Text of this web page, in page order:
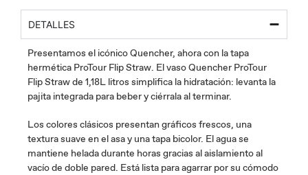
DETALLES
Presentamos el icónico Quencher, ahora con la tapa
hermética ProTour Flip Straw. El vaso Quencher ProTour
Flip Straw de 1,18L litros simplifica la hidratación: levanta la
pajita integrada para beber y ciérrala al terminar.
Los colores clásicos presentan gráficos frescos, una
textura suave en el asa y una tapa bicolor. El agua se
mantiene helada durante horas gracias al aislamiento al
vacío de doble pared. Está lista para agarrar por su cómodo